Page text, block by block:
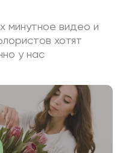
минутное видео и
хотят
у нас